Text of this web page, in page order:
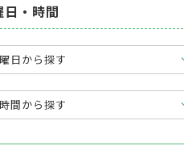
日・時間
日から探す
間から探す